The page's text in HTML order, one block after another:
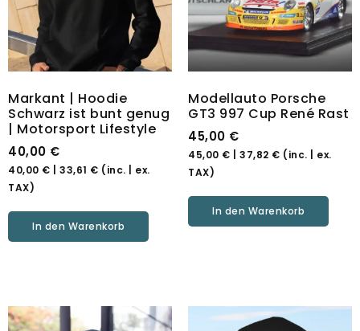
Markant | Hoodie
Schwarz ist bunt genug
| Motorsport Lifestyle
40,00 €
40,00 € 33,61 € (inc. | ex.
TAX)
In den Warenkorb
Modellauto Porsche
GT3 997 Cup René Rast
45,00 €
45,00 € 37,82 € (inc. | ex.
TAX)
In den Warenkorb